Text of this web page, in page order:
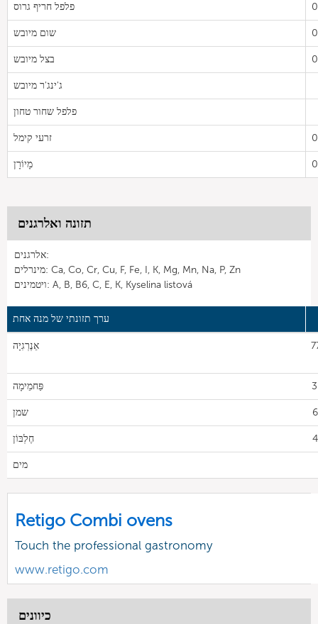
פלפל חריף גרוס
שום מיובש
בצל מיובש
ג'ינג'ר מיובש
פלפל שחור טחון
זרעי קימל
מָיוֹרָן
תזונה ואלרגנים
אלרגנים:
מינרלים: Ca, Co, Cr, Cu, F, Fe, I, K, Mg, Mn, Na, P, Zn
ויטמינים: A, B, B6, C, E, K, Kyselina listová
ערך תזונתי של מנה אחת
אֵנֶרְגִיָה
פַּחמֵימָה
שמן
חֶלְבּוֹן
מים
Retigo Combi ovens
Touch the professional gastronomy
www.retigo.com
כיוונים